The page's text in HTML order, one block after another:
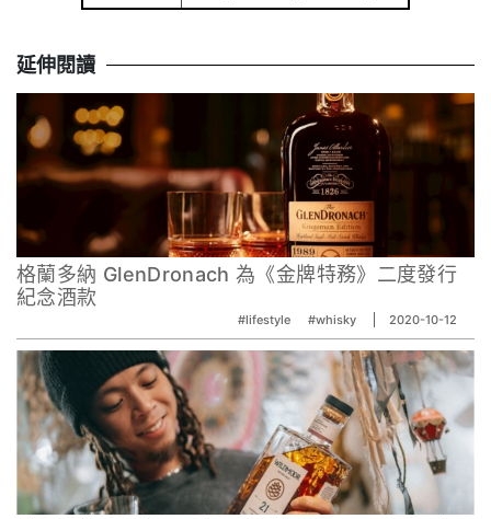
延伸閱讀
格蘭多納 GlenDronach 為《金牌特務》二度發行
紀念酒款
#lifestyle #whisky 2020-10-12